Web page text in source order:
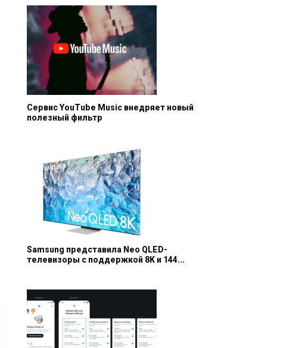
Сервис YouTube Music внедряет новый
полезный фильтр
Samsung представила Neo QLED-
телевизоры с поддержкой 8K и 144...